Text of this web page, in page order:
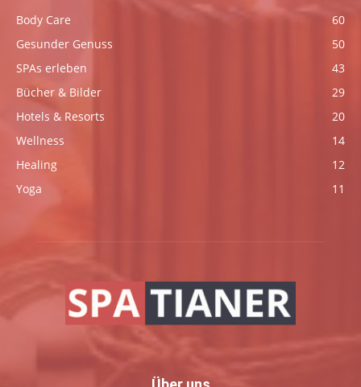
Body Care
60
Gesunder Genuss
50
SPAs erleben
43
Bücher & Bilder
29
Hotels & Resorts
20
Wellness
14
Healing
12
Yoga
11